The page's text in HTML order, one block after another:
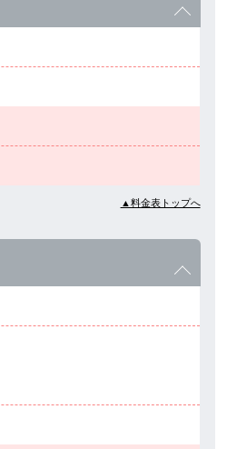
▲料金表トップへ